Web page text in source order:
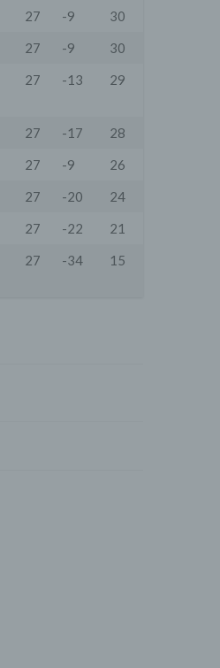
27 -9
30
27 -9
30
27 -13 29
27 -17
28
27 -9
26
27 -20
24
27 -22
21
27 -34 15